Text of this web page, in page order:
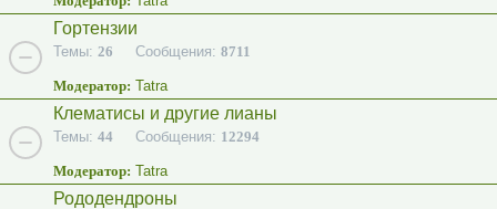
Гортензии
Темы: 26 Сообщения: 8711
Модератор: Tatra
Клематисы и другие лианы
Темы: 44 Сообщения: 12294
Модератор: Tatra
Рододендроны